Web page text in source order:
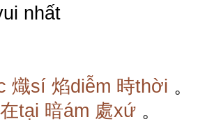
nhất
熾sí 焰diễm 時thời 。
在tại 暗ám 處xứ 。